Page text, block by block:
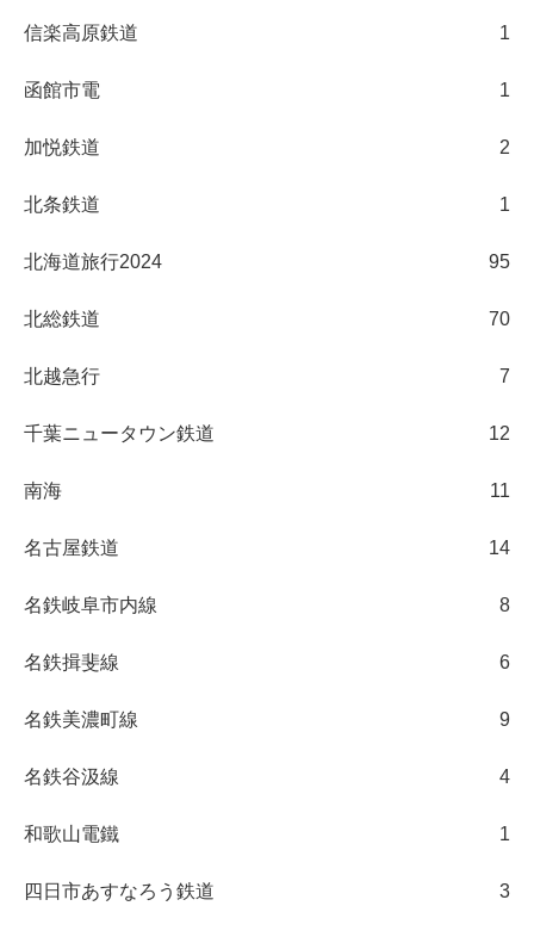
信楽高原鉄道 1
函館市電 1
加悦鉄道 2
北条鉄道 1
北海道旅行2024 95
北総鉄道 70
北越急行 7
千葉ニュータウン鉄道 12
南海 11
名古屋鉄道 14
名鉄岐阜市内線 8
名鉄揖斐線 6
名鉄美濃町線 9
名鉄谷汲線 4
和歌山電鐵 1
四日市あすなろう鉄道 3